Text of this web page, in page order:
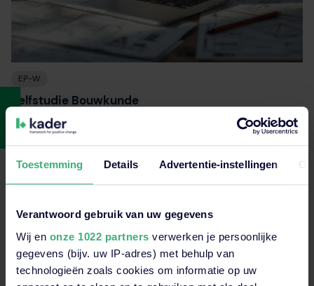
Toestemming Details Advertentie-instellingen
Verantwoord gebruik van uw gegevens
Wij en onze 1022 partners verwerken je persoonlijke
gegevens (bijv. uw IP-adres) met behulp van
technologieën zoals cookies om informatie op uw
EP-W
Zelfstudie Bouwkunde
Bekijk opleiding